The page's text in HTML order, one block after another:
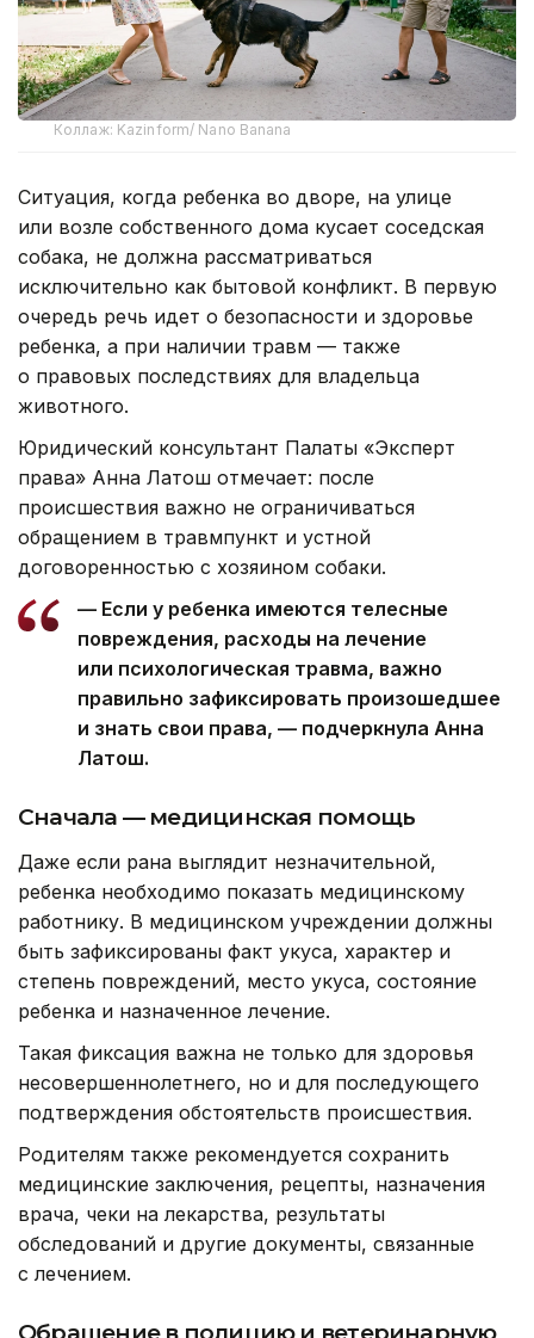
Коллаж: Kazinform/ Nano Banana
Ситуация, когда ребенка во дворе, на улице
или возле собственного дома кусает соседская
собака, не должна рассматриваться
исключительно как бытовой конфликт. В первую
очередь речь идет о безопасности и здоровье
ребенка, а при наличии травм — также
о правовых последствиях для владельца
животного.
Юридический консультант Палаты «Эксперт
права» Анна Латош отмечает: после
происшествия важно не ограничиваться
обращением в травмпункт и устной
договоренностью с хозяином собаки.
— Если у ребенка имеются телесные
повреждения, расходы на лечение
или психологическая травма, важно
правильно зафиксировать произошедшее
и знать свои права, — подчеркнула Анна
Латош.
Сначала — медицинская помощь
Даже если рана выглядит незначительной,
ребенка необходимо показать медицинскому
работнику. В медицинском учреждении должны
быть зафиксированы факт укуса, характер и
степень повреждений, место укуса, состояние
ребенка и назначенное лечение.
Такая фиксация важна не только для здоровья
несовершеннолетнего, но и для последующего
подтверждения обстоятельств происшествия.
Родителям также рекомендуется сохранить
медицинские заключения, рецепты, назначения
врача, чеки на лекарства, результаты
обследований и другие документы, связанные
с лечением.